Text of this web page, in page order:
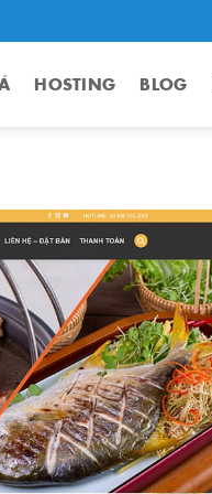
HOSTING BLOG